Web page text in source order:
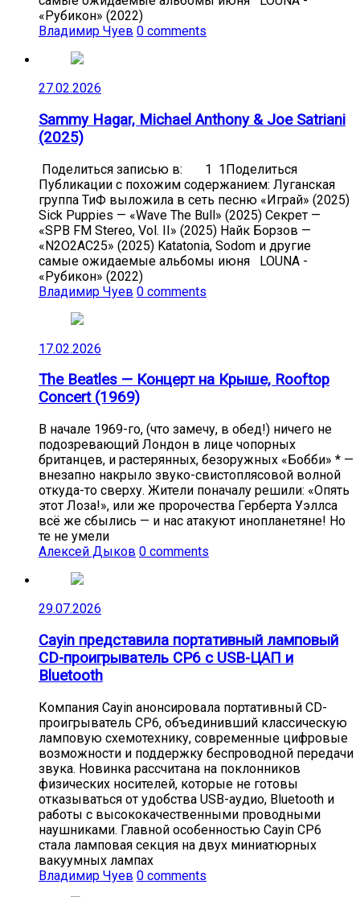
«Рубикон» (2022)
Владимир Чуев 0 comments
27.02.2026
Sammy Hagar, Michael Anthony & Joe Satriani
(2025)
Поделиться записью в: 1 1Поделиться
Публикации с похожим содержанием: Луганская
группа ТиФ выложила в сеть песню «Играй» (2025)
Sick Puppies — «Wave The Bull» (2025) Секрет —
«SPB FM Stereo, Vol. II» (2025) Найк Борзов —
«N2O2AC25» (2025) Katatonia, Sodom и другие
самые ожидаемые альбомы июня LOUNA -
«Рубикон» (2022)
Владимир Чуев 0 comments
17.02.2026
The Beatles — Концерт на Крыше, Rooftop
Concert (1969)
В начале 1969-го, (что замечу, в обед!) ничего не
подозревающий Лондон в лице чопорных
британцев, и растерянных, безоружных «Бобби» * —
внезапно накрыло звуко-свистоплясовой волной
откуда-то сверху. Жители поначалу решили: «Опять
этот Лоза!», или же пророчества Герберта Уэллса
всё же сбылись — и нас атакуют инопланетяне! Но
те не умели
Алексей Дыков 0 comments
29.07.2026
Cayin представила портативный ламповый
CD-проигрыватель CP6 с USB-ЦАП и
Bluetooth
Компания Cayin анонсировала портативный CD-
проигрыватель CP6, объединивший классическую
ламповую схемотехнику, современные цифровые
возможности и поддержку беспроводной передачи
звука. Новинка рассчитана на поклонников
физических носителей, которые не готовы
отказываться от удобства USB-аудио, Bluetooth и
работы с высококачественными проводными
наушниками. Главной особенностью Cayin CP6
стала ламповая секция на двух миниатюрных
вакуумных лампах
Владимир Чуев 0 comments